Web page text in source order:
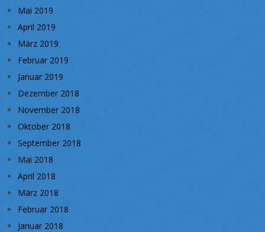
Mai 2019
April 2019
März 2019
Februar 2019
Januar 2019
Dezember 2018
November 2018
Oktober 2018
September 2018
Mai 2018
April 2018
März 2018
Februar 2018
Januar 2018